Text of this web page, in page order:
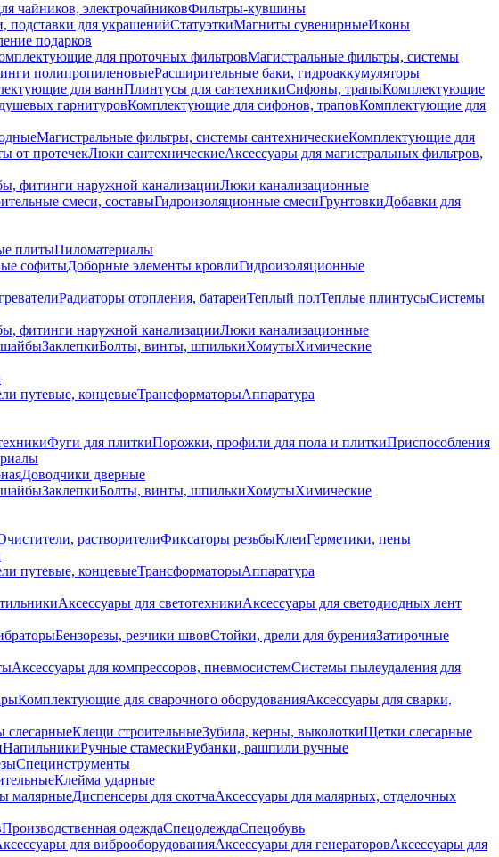
чайников, электрочайниковФильтры-кувшины
подставки для украшенийСтатуэткиМагниты сувенирныеИконы
подарков
для проточных фильтровМагистральные фильтры, системы
полипропиленовыеРасширительные баки, гидроаккумуляторы
для ваннПлинтусы для сантехникиСифоны, трапыКомплектующие
гарнитуровКомплектующие для сифонов, траповКомплектующие для
Магистральные фильтры, системы сантехническиеКомплектующие для
от протечекЛюки сантехническиеАксессуары для магистральных фильтров,
фитинги наружной канализацииЛюки канализационные
смеси, составыГидроизоляционные смесиГрунтовкиДобавки для
плитыПиломатериалы
софитыДоборные элементы кровлиГидроизоляционные
Радиаторы отопления, батареиТеплый полТеплые плинтусыСистемы
фитинги наружной канализацииЛюки канализационные
ЗаклепкиБолты, винты, шпилькиХомутыХимические
путевые, концевыеТрансформаторыАппаратура
Фуги для плиткиПорожки, профили для пола и плиткиПриспособления
Доводчики дверные
ЗаклепкиБолты, винты, шпилькиХомутыХимические
растворителиФиксаторы резьбыКлеиГерметики, пены
путевые, концевыеТрансформаторыАппаратура
Аксессуары для светотехникиАксессуары для светодиодных лент
Бензорезы, резчики швовСтойки, дрели для буренияЗатирочные
Аксессуары для компрессоров, пневмосистемСистемы пылеудаления для
Комплектующие для сварочного оборудованияАксессуары для сварки,
Клещи строительныеЗубила, керны, выколоткиЩетки слесарные
НапильникиРучные стамескиРубанки, рашпили ручные
Специнструменты
Клейма ударные
малярныеДиспенсеры для скотчаАксессуары для малярных, отделочных
Производственная одеждаСпецодеждаСпецобувь
для виброоборудованияАксессуары для генераторовАксессуары для